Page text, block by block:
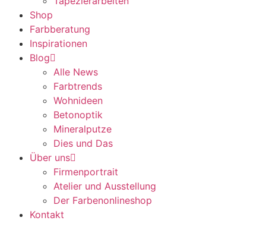
Shop
Farbberatung
Inspirationen
Blog
Alle News
Farbtrends
Wohnideen
Betonoptik
Mineralputze
Dies und Das
Über uns
Firmenportrait
Atelier und Ausstellung
Der Farbenonlineshop
Kontakt